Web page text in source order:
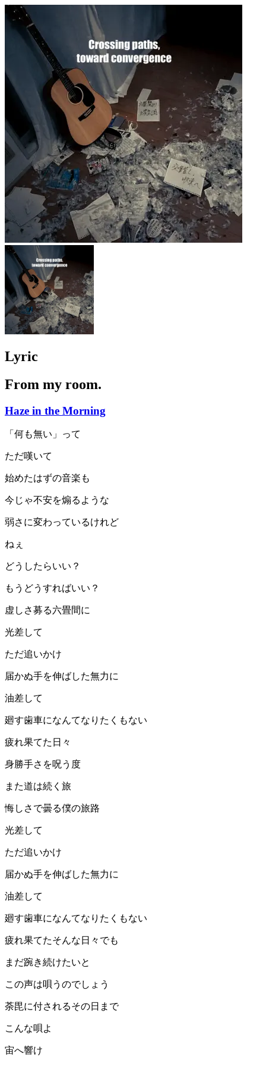
Lyric
From my room.
Haze in the Morning
「何も無い」って
ただ嘆いて
始めたはずの音楽も
今じゃ不安を煽るような
弱さに変わっているけれど
ねぇ
どうしたらいい？
もうどうすればいい？
虚しさ募る六畳間に
光差して
ただ追いかけ
届かぬ手を伸ばした無力に
油差して
廻す歯車になんてなりたくもない
疲れ果てた日々
身勝手さを呪う度
また道は続く旅
悔しさで曇る僕の旅路
光差して
ただ追いかけ
届かぬ手を伸ばした無力に
油差して
廻す歯車になんてなりたくもない
疲れ果てたそんな日々でも
まだ踠き続けたいと
この声は唄うのでしょう
荼毘に付されるその日まで
こんな唄よ
宙へ響け